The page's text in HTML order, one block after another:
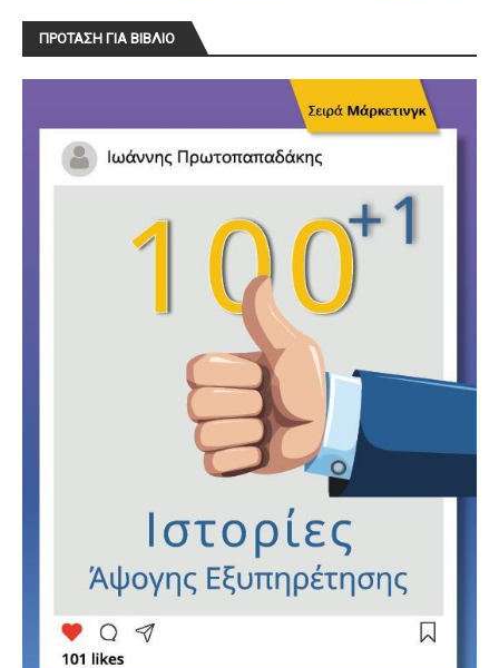
ΠΡΟΤΑΣΗ ΓΙΑ ΒΙΒΛΙΟ